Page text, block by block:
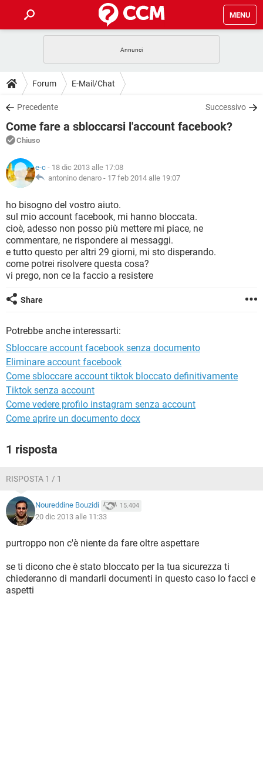
MENU
INTRATTENIMENTO
iOS
INSTAGRAM WHATSAPP
TIKTOK
HARDWARE
GUIDE
COVID-19
iOS
INSTAGRAM
TIKTOK FACEBOOK
DOWNLOAD
COVID-19 GAMING
INTRATTENIMENTO
iOS
INSTAGRAM
TIKTOK
HARDWARE
FORUM
COVID-19
INTRATTENIMENTO ANDROID
INSTAGRAM WHATSAPP
TIKTOK FACEBOOK
HARDWARE
GLOSSARIO
COVID-19
INTRATTENIMENTO
iOS WINDOWS 10
INSTAGRAM WHATSAPP
TIKTOK FACEBOOK
Forum E-Mail/Chat
Precedente Successivo
Come fare a sbloccarsi l'account facebook?
Chiuso
e-c - 18 dic 2013 alle 17:08
antonino denaro - 17 feb 2014 alle 19:07
ho bisogno del vostro aiuto.
sul mio account facebook, mi hanno bloccata.
cioè, adesso non posso più mettere mi piace, ne
commentare, ne rispondere ai messaggi.
e tutto questo per altri 29 giorni, mi sto disperando.
come potrei risolvere questa cosa?
vi prego, non ce la faccio a resistere
Share
Potrebbe anche interessarti:
Sbloccare account facebook senza documento
Eliminare account facebook
Come sbloccare account tiktok bloccato definitivamente
Tiktok senza account
Come vedere profilo instagram senza account
Come aprire un documento docx
1 risposta
RISPOSTA 1 / 1
Noureddine Bouzidi 15.404
20 dic 2013 alle 11:33
purtroppo non c'è niente da fare oltre aspettare
se ti dicono che è stato bloccato per la tua sicurezza ti
chiederanno di mandarli documenti in questo caso lo facci e
aspetti